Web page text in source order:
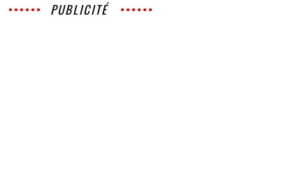
PUBLICITÉ